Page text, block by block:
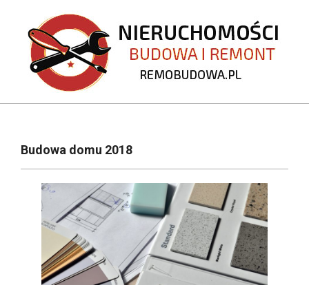
content
REMOBUDOWA.PL
NavigationBudowa domu 2018